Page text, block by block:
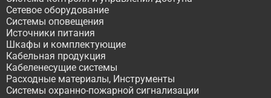
Сетевое оборудование
Системы оповещения
Источники питания
Шкафы и комплектующие
Кабельная продукция
Кабеленесущие системы
Расходные материалы, Инструменты
Системы охранно-пожарной сигнализации